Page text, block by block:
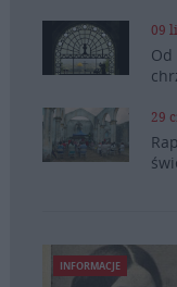
09
29
INFORMACJE